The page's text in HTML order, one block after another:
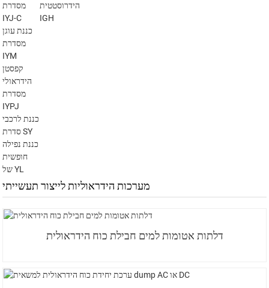
מסדרת
IYJ-C
כננת עוגן
מסדרת
IYM
קפסטן
הידראולי
מסדרת
IYPJ
כננת לרכבי
סדרת SY
כננת נפילה
חופשית
של YL
הידרוסטטית
IGH
מערכות הידראוליות לייצור תעשייתי
דלתות אטומות למים חבילת כוח הידראולית